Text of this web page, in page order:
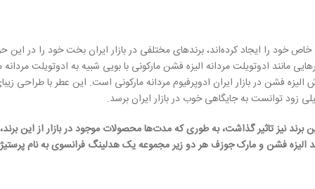
مانند ادوتویلت مردانه الیزه فشن مارکونی با بویی شبیه به ادوتویلت مردانه
فشن در بازار ایران ادوپرفیوم مردانه مارکونی است. این عطر با طراحی
زود توانست به جایگاهی خوب در بازار ایران برسد.
تاثیر گذاشت، به طوری که مدت‌ها محصولات موجود در بازار از این برند،
فشن و مارک جوزف هر دو زیر مجموعه یک هدلینگ فرانسوی به نام